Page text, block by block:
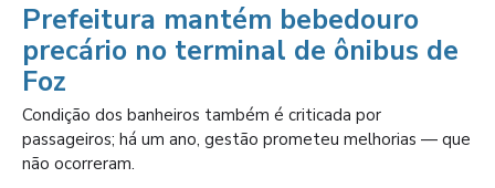
Prefeitura mantém bebedouro
precário no terminal de ônibus de
Foz
Condição dos banheiros também é criticada por
passageiros; há um ano, gestão prometeu melhorias — que
não ocorreram.